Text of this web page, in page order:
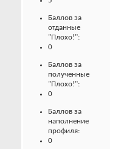
Баллов за
отданные
"Плохо!":
0
Баллов за
полученные
"Плохо!":
0
Баллов за
наполнение
профиля:
0